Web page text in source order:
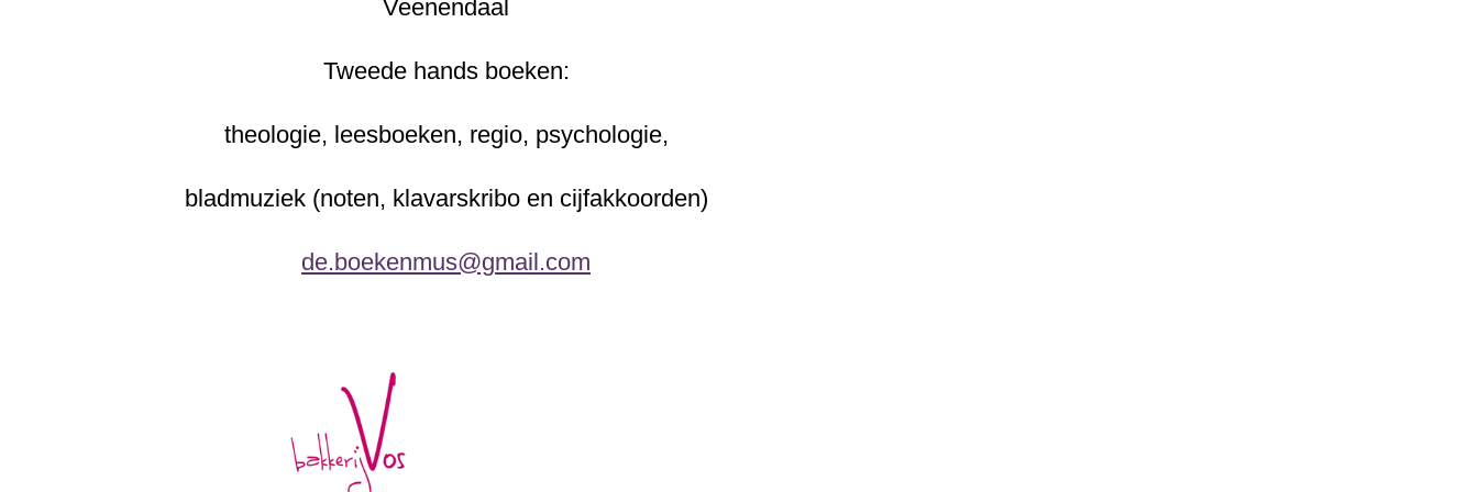
Veenendaal
Tweede hands boeken:
theologie, leesboeken, regio, psychologie,
bladmuziek (noten, klavarskribo en cijfakkoorden)
de.boekenmus@gmail.com